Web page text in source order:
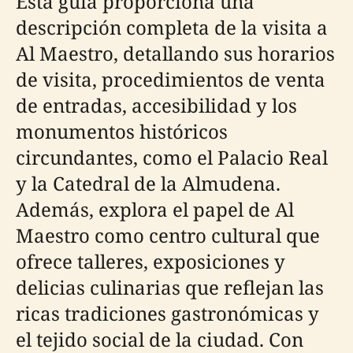
descripción completa de la visita a
Al Maestro, detallando sus horarios
de visita, procedimientos de venta
de entradas, accesibilidad y los
monumentos históricos
circundantes, como el Palacio Real
y la Catedral de la Almudena.
Además, explora el papel de Al
Maestro como centro cultural que
ofrece talleres, exposiciones y
delicias culinarias que reflejan las
ricas tradiciones gastronómicas y
el tejido social de la ciudad. Con